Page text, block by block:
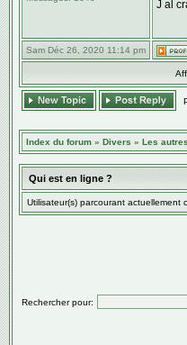
J al
Sam Déc 26, 2020 11:14 pm
Index du forum » Divers » Les
Qui est en ligne ?
Utilisateur(s) parcourant actuellement
Rechercher pour: